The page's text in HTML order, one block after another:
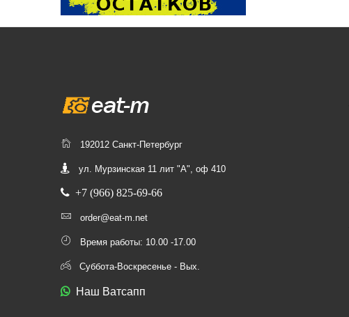
192012 Санкт-Петербург
ул. Мурзинская 11 лит "А", оф 410
+7 (966) 825-69-66
order@eat-m.net
Время работы: 10.00 -17.00
Суббота-Воскресенье - Вых.
Наш Ватсапп